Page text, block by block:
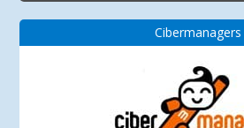
Cibermanagers